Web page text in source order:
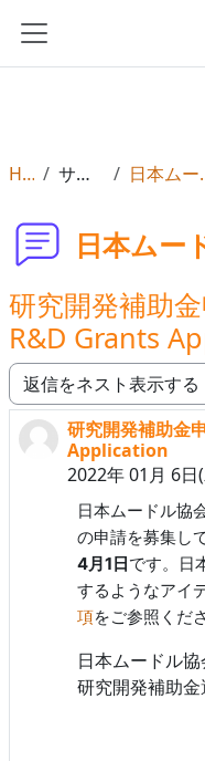
サイドパネル
Home サイトページ 日本
日本ムー
研究開発補助
R&D Grants
表示モード
研究開発補助金
Application
2022年 01月 6日
返信数: 0
日本ムードル協
の申請を募集し
4月1日です。日
するようなアイ
項をご参照くだ
日本ムードル協
研究開発補助